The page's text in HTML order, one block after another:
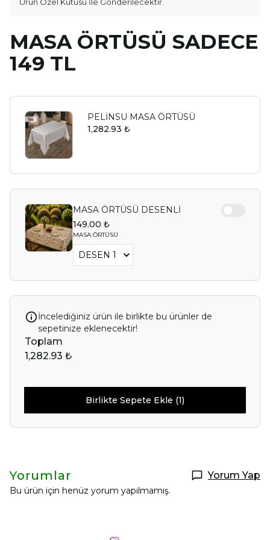
Ürün Özel Kutusu İle Gönderilecektir.
MASA ÖRTÜSÜ SADECE
149 TL
PELİNSU MASA ÖRTÜSÜ
1,282.93 ₺
MASA ÖRTÜSÜ DESENLİ
149.00 ₺
MASA ÖRTÜSÜ
İncelediğiniz ürün ile birlikte bu ürünler de
sepetinize eklenecektir!
Toplam
1,282.93 ₺
Birlikte Sepete Ekle (1)
Yorumlar Yorum Yap
Bu ürün için henüz yorum yapılmamış.